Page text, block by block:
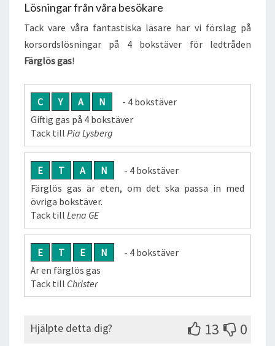
Lösningar från våra besökare
Tack vare våra fantastiska läsare har vi förslag på
korsordslösningar på 4 bokstäver för ledtråden
Färglös gas!
C Y A N
- 4 bokstäver
Giftig gas på 4 bokstäver
Tack till Pia Lysberg
E T A N
- 4 bokstäver
Färglös gas är eten, om det ska passa in med
övriga bokstäver.
Tack till Lena GE
E T E N
- 4 bokstäver
Är en färglös gas
Tack till Christer
Hjälpte detta dig? 13 0